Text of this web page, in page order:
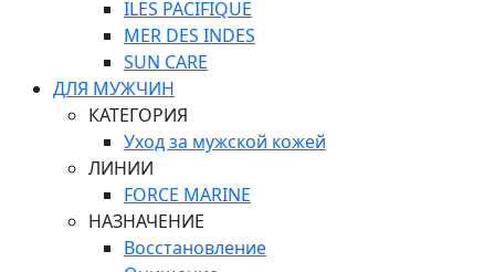
ILES PACIFIQUE
MER DES INDES
SUN CARE
ДЛЯ МУЖЧИН
КАТЕГОРИЯ
Уход за мужской кожей
ЛИНИИ
FORCE MARINE
НАЗНАЧЕНИЕ
Восстановление